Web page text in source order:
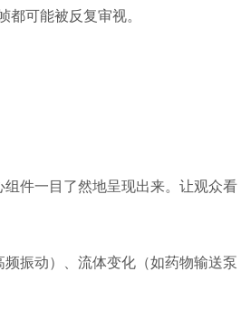
可能被反复审视。
件一目了然地呈现出来。让观众看
振动）、流体变化（如药物输送泵